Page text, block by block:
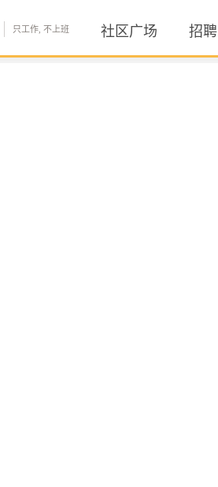
只工作, 不上班 社区广场 招聘